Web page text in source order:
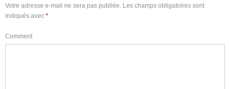
Votre adresse e-mail ne sera pas publiée. Les champs obligatoires sont
indiqués avec *
Comment